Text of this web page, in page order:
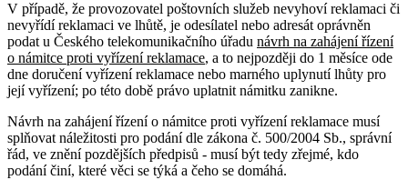
V případě, že provozovatel poštovních služeb nevyhoví reklamaci či
nevyřídí reklamaci ve lhůtě, je odesílatel nebo adresát oprávněn
podat u Českého telekomunikačního úřadu návrh na zahájení řízení
o námitce proti vyřízení reklamace, a to nejpozději do 1 měsíce ode
dne doručení vyřízení reklamace nebo marného uplynutí lhůty pro
její vyřízení; po této době právo uplatnit námitku zanikne.
Návrh na zahájení řízení o námitce proti vyřízení reklamace musí
splňovat náležitosti pro podání dle zákona č. 500/2004 Sb., správní
řád, ve znění pozdějších předpisů - musí být tedy zřejmé, kdo
podání činí, které věci se týká a čeho se domáhá.